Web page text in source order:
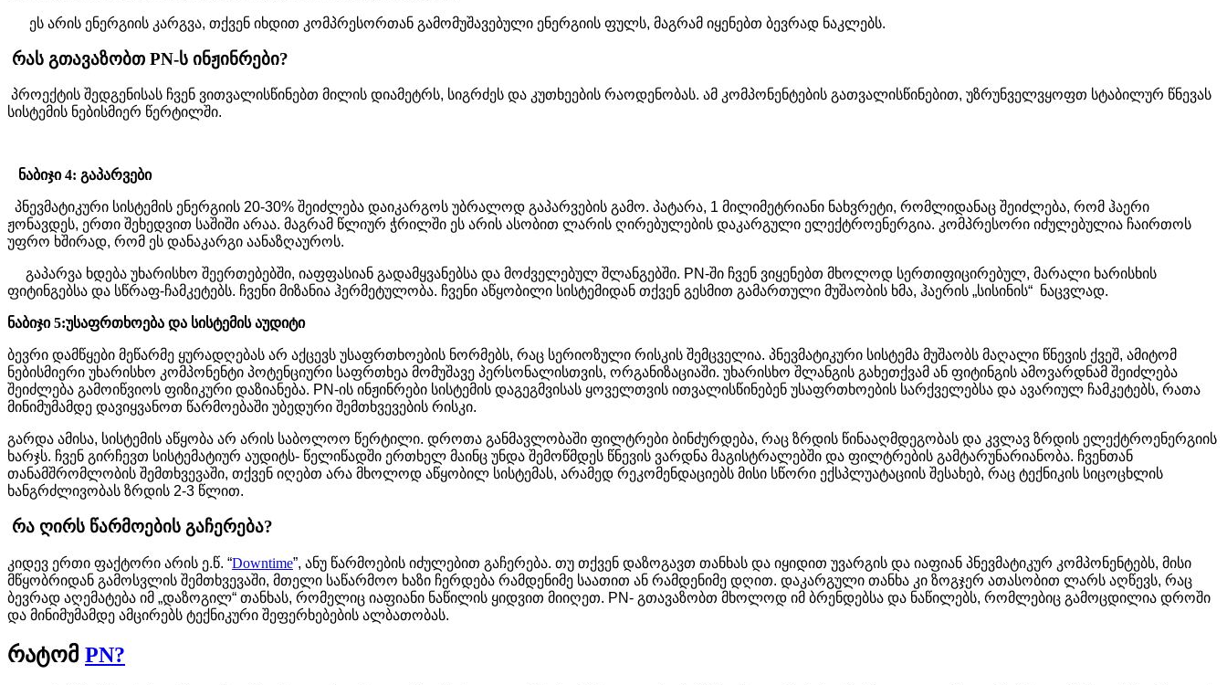
ეს არის ენერგიის კარგვა, თქვენ იხდით კომპრესორთან გამომუშავებული ენერგიის ფულს, მაგრამ იყენებთ ბევრად ნაკლებს.
რას გთავაზობთ PN-ს ინჟინრები?
პროექტის შედგენისას ჩვენ ვითვალისწინებთ მილის დიამეტრს, სიგრძეს და კუთხეების რაოდენობას. ამ კომპონენტების გათვალისწინებით, უზრუნველვყოფთ სტაბილურ წნევას
სისტემის ნებისმიერ წერტილში.
ნაბიჯი 4: გაპარვები
პნევმატიკური სისტემის ენერგიის 20-30% შეიძლება დაიკარგოს უბრალოდ გაპარვების გამო. პატარა, 1 მილიმეტრიანი ნახვრეტი, რომლიდანაც შეიძლება, რომ ჰაერი
ჟონავდეს, ერთი შეხედვით საშიში არაა. მაგრამ წლიურ ჭრილში ეს არის ასობით ლარის ღირებულების დაკარგული ელექტროენერგია. კომპრესორი იძულებულია ჩაირთოს
უფრო ხშირად, რომ ეს დანაკარგი აანაზღაუროს.
გაპარვა ხდება უხარისხო შეერთებებში, იაფფასიან გადამყვანებსა და მოძველებულ შლანგებში. PN-ში ჩვენ ვიყენებთ მხოლოდ სერთიფიცირებულ, მარალი ხარისხის
ფიტინგებსა და სწრაფ-ჩამკეტებს. ჩვენი მიზანია ჰერმეტულობა. ჩვენი აწყობილი სისტემიდან თქვენ გესმით გამართული მუშაობის ხმა, ჰაერის „სისინის“ ნაცვლად.
ნაბიჯი 5:უსაფრთხოება და სისტემის აუდიტი
ბევრი დამწყები მეწარმე ყურადღებას არ აქცევს უსაფრთხოების ნორმებს, რაც სერიოზული რისკის შემცველია. პნევმატიკური სისტემა მუშაობს მაღალი წნევის ქვეშ, ამიტომ
ნებისმიერი უხარისხო კომპონენტი პოტენციური საფრთხეა მომუშავე პერსონალისთვის, ორგანიზაციაში. უხარისხო შლანგის გახეთქვამ ან ფიტინგის ამოვარდნამ შეიძლება
შეიძლება გამოიწვიოს ფიზიკური დაზიანება. PN-ის ინჟინრები სისტემის დაგეგმვისას ყოველთვის ითვალისწინებენ უსაფრთხოების სარქველებსა და ავარიულ ჩამკეტებს, რათა
მინიმუმამდე დავიყვანოთ წარმოებაში უბედური შემთხვევების რისკი.
გარდა ამისა, სისტემის აწყობა არ არის საბოლოო წერტილი. დროთა განმავლობაში ფილტრები ბინძურდება, რაც ზრდის წინააღმდეგობას და კვლავ ზრდის ელექტროენერგიის
ხარჯს. ჩვენ გირჩევთ სისტემატიურ აუდიტს- წელიწადში ერთხელ მაინც უნდა შემოწმდეს წნევის ვარდნა მაგისტრალებში და ფილტრების გამტარუნარიანობა. ჩვენთან
თანამშრომლობის შემთხვევაში, თქვენ იღებთ არა მხოლოდ აწყობილ სისტემას, არამედ რეკომენდაციებს მისი სწორი ექსპლუატაციის შესახებ, რაც ტექნიკის სიცოცხლის
ხანგრძლივობას ზრდის 2-3 წლით.
რა ღირს წარმოების გაჩერება?
კიდევ ერთი ფაქტორი არის ე.წ. “Downtime”, ანუ წარმოების იძულებით გაჩერება. თუ თქვენ დაზოგავთ თანხას და იყიდით უვარგის და იაფიან პნევმატიკურ კომპონენტებს, მისი
მწყობრიდან გამოსვლის შემთხვევაში, მთელი საწარმოო ხაზი ჩერდება რამდენიმე საათით ან რამდენიმე დღით. დაკარგული თანხა კი ზოგჯერ ათასობით ლარს აღწევს, რაც
ბევრად აღემატება იმ „დაზოგილ“ თანხას, რომელიც იაფიანი ნაწილის ყიდვით მიიღეთ. PN- გთავაზობთ მხოლოდ იმ ბრენდებსა და ნაწილებს, რომლებიც გამოცდილია დროში
და მინიმუმამდე ამცირებს ტექნიკური შეფერხებების ალბათობას.
რატომ PN?